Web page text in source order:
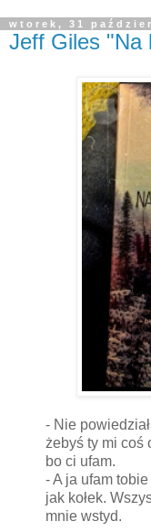
wtorek, 31
Jeff Giles "Na
- Nie
żebyś ty mi coś
bo ci ufam.
- A ja ufam
jak kołek.
mnie wstyd.